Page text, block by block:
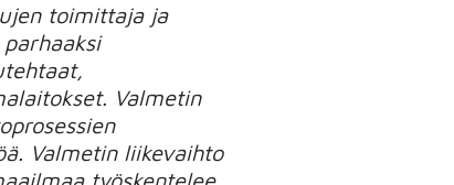
toimittaja ja
Valmetin
Valmetin liikevaihto
työskentelee